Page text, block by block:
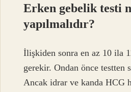
Erken gebelik testi
yapılmalıdır?
İlişkiden sonra en az 10 ila
gerekir. Ondan önce testten
Ancak idrar ve kanda HCG